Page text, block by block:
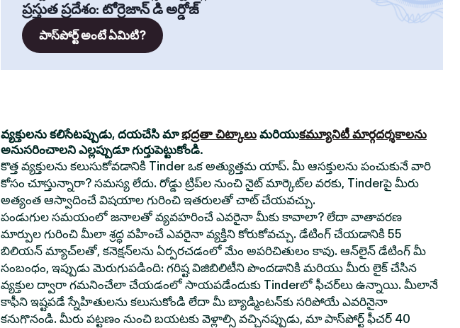
ప్రస్తుత ప్రదేశం: టోర్రెజాన్ డి అర్డోజ్
పాస్‌పోర్ట్ అంటే ఏమిటి?
వ్యక్తులను కలిసేటప్పుడు, దయచేసి మాభద్రతా చిట్కాలు మరియుకమ్యూనిటీ మార్గదర్శకాలను
అనుసరించాలని ఎల్లప్పుడూ గుర్తుపెట్టుకోండి.
కొత్త వ్యక్తులను కలుసుకోవడానికి Tinder ఒక అత్యుత్తమ యాప్. మీ ఆసక్తులను పంచుకునే వారి
కోసం చూస్తున్నారా? సమస్య లేదు. రోడ్డు ట్రిప్‌ల నుంచి నైట్ మార్కెట్‌ల వరకు, Tinderపై మీరు
అత్యంత ఆస్వాదించే విషయాల గురించి ఇతరులతో చాట్ చేయవచ్చు.
పండుగుల సమయంలో జనాలతో వ్యవహరించే ఎవరైనా మీకు కావాలా? లేదా వాతావరణ
మార్పుల గురించి మీలా శ్రద్ధ వహించే ఎవరైనా వ్యక్తిని కోరుకోవచ్చు. డేటింగ్ చేయడానికి 55
బిలియన్ మ్యాచ్‌లతో, కనెక్షన్‌లను ఏర్పరచడంలో మేం అపరిచితులం కావు. ఆన్‌లైన్ డేటింగ్ మీ
సంబంధం, ఇప్పుడు మెరుగుపడింది: గరిష్ట విజిబిలిటీని పొందడానికి మరియు మీరు లైక్ చేసిన
వ్యక్తుల ద్వారా గమనించేలా చేయడంలో సాయపడేందుకు Tinderలో ఫీచర్‌లు ఉన్నాయి. మీలానే
కాఫీని ఇష్టపడే స్నేహితులను కలుసుకోండి లేదా మీ బ్యాడ్మింటన్‌కు సరిపోయే ఎవరినైనా
కనుగొనండి. మీరు పట్టణం నుంచి బయటకు వెళ్లాల్సి వచ్చినప్పుడు, మా పాస్‌పోర్ట్ ఫీచర్ 40